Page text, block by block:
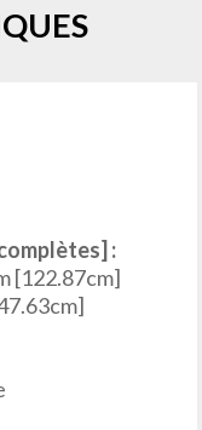
:
[122.87cm]